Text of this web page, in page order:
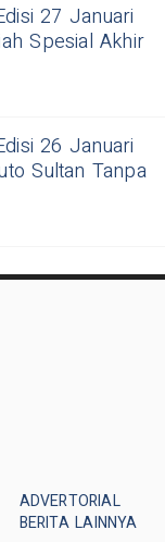
27 Januari
Spesial Akhir
26 Januari
Sultan Tanpa
ADVERTORIAL
BERITA LAINNYA